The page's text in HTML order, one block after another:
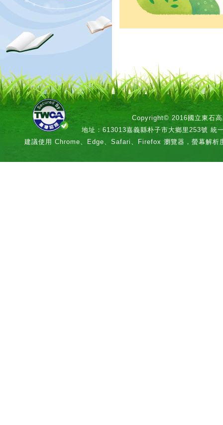
Copyright© 2016國立東石高
地址：613013嘉義縣朴子市大鄉里253號 統
建議使用 Chrome、Edge、Safari、Firefox 瀏覽器，螢幕解